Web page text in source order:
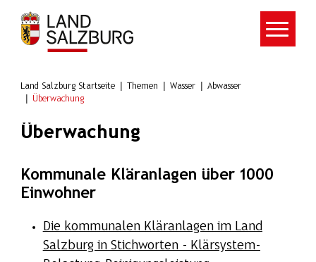
Zum Hauptinhalt springen
Land Salzburg Startseite Themen Wasser
Abwasser
Überwachung
Überwachung
Kommunale Kläranlagen über 1000
Einwohner
Die kommunalen Kläranlagen im Land
Salzburg in Stichworten - Klärsystem-